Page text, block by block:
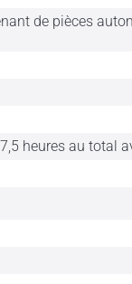
de pièces
heures au total